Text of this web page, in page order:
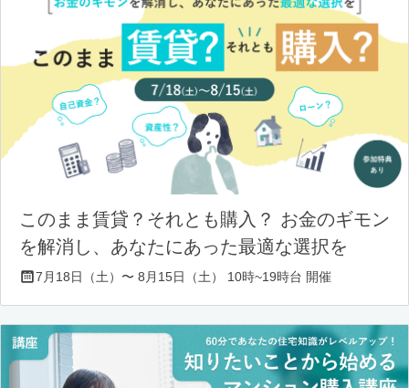
このまま賃貸？それとも購入？ お金のギモン
を解消し、あなたにあった最適な選択を
7月18日（土）〜 8月15日（土） 10時~19時台 開催